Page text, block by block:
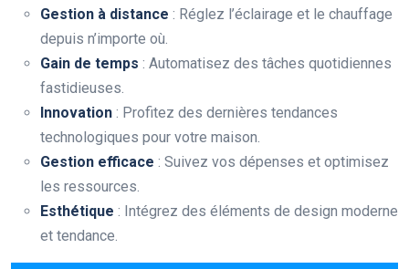
Gestion à distance : Réglez l’éclairage et le chauffage
depuis n’importe où.
Gain de temps : Automatisez des tâches quotidiennes
fastidieuses.
Innovation : Profitez des dernières tendances
technologiques pour votre maison.
Gestion efficace : Suivez vos dépenses et optimisez
les ressources.
Esthétique : Intégrez des éléments de design moderne
et tendance.